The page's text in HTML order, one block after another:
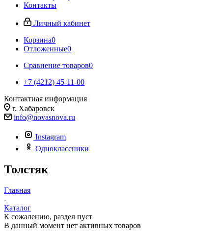
Контакты
Личный кабинет
Корзина0
Отложенные0
Сравнение товаров0
+7 (4212) 45-11-00
Контактная информация
г. Хабаровск
info@novasnova.ru
Instagram
Одноклассники
Толстяк
Главная
-
Каталог
К сожалению, раздел пуст
В данный момент нет активных товаров